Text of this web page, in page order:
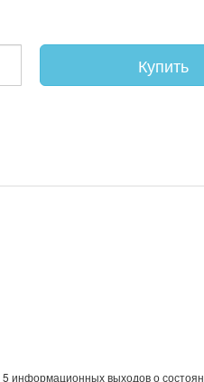
Купить
информационных выходов о